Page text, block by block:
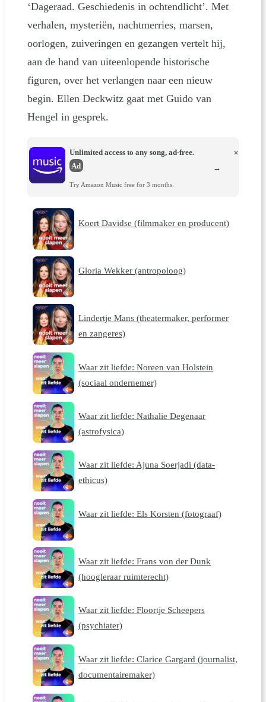
‘Dageraad. Geschiedenis in ochtendlicht’. Met
verhalen, mysteriën, nachtmerries, marsen,
oorlogen, zuiveringen en gezangen vertelt hij,
aan de hand van uiteenlopende historische
figuren, over het verlangen naar een nieuw
begin. Ellen Deckwitz gaat met Guido van
Hengel in gesprek.
Unlimited access to any song, ad-free.
Ad
Try Amazon Music free for 3 months.
×
→
Koert Davidse (filmmaker en producent)
Gloria Wekker (antropoloog)
Lindertje Mans (theatermaker, performer
en zangeres)
Waar zit liefde: Noreen van Holstein
(sociaal ondernemer)
Waar zit liefde: Nathalie Degenaar
(astrofysica)
Waar zit liefde: Ajuna Soerjadi (data-
ethicus)
Waar zit liefde: Els Korsten (fotograaf)
Waar zit liefde: Frans von der Dunk
(hoogleraar ruimterecht)
Waar zit liefde: Floortje Scheepers
(psychiater)
Waar zit liefde: Clarice Gargard (journalist,
documentairemaker)